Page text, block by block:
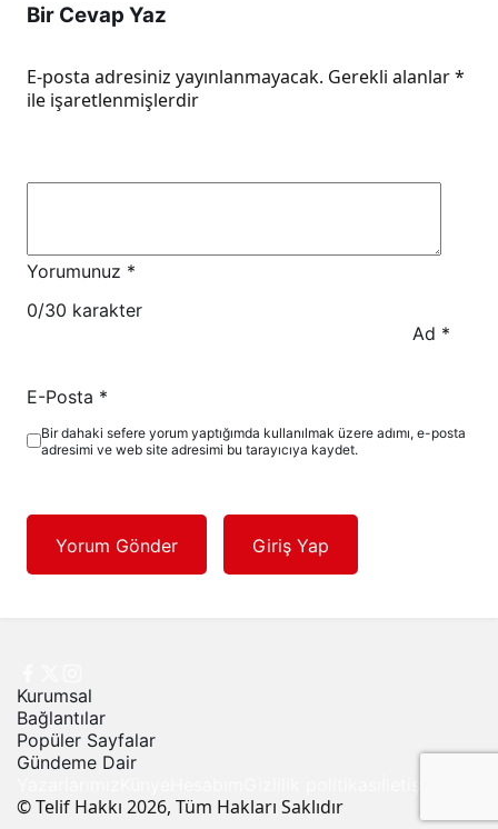
Bir Cevap Yaz
E-posta adresiniz yayınlanmayacak. Gerekli alanlar*
ile işaretlenmişlerdir
Yorumunuz *
0/30 karakter
Ad *
E-Posta *
Bir dahaki sefere yorum yaptığımda kullanılmak üzere adımı, e-posta
adresimi ve web site adresimi bu tarayıcıya kaydet.
Yorum Gönder Giriş Yap
Kurumsal
Bağlantılar
Popüler Sayfalar
Gündeme Dair
© Telif Hakkı 2026, Tüm Hakları Saklıdır